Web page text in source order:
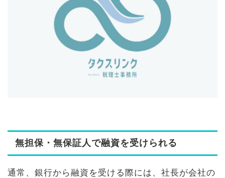
無担保・無保証人で融資を受けられる
通常、銀行から融資を受ける際には、社長が会社の